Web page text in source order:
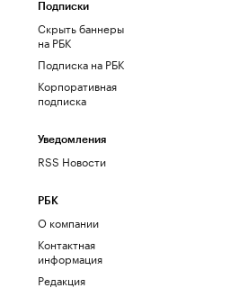
Подписки
Скрыть баннеры
на РБК
Подписка на РБК
Корпоративная
подписка
Уведомления
RSS Новости
РБК
О компании
Контактная
информация
Редакция